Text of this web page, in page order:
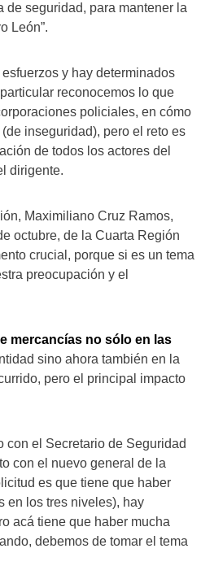
de seguridad, para mantener la
León”.
y hay determinados
reconocemos lo que
policiales, en cómo
inseguridad), pero el reto es
de todos los actores del
dirigente.
Maximiliano Cruz Ramos,
octubre, de la Cuarta Región
crucial, porque si es un tema
preocupación y el
mercancías no sólo en las
sino ahora también en la
pero el principal impacto
con el Secretario de Seguridad
con el nuevo general de la
es que tiene que haber
en los tres niveles), hay
acá tiene que haber mucha
debemos de tomar el tema